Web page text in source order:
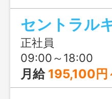
も感じられます
らでも安心してス
正社員
09:00～18:00
月給 195,100円～ 【